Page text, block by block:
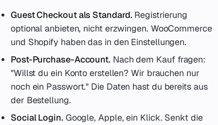
Guest Checkout als Standard. Registrierung
optional anbieten, nicht erzwingen. WooCommerce
und Shopify haben das in den Einstellungen.
Post-Purchase-Account. Nach dem Kauf fragen:
"Willst du ein Konto erstellen? Wir brauchen nur
noch ein Passwort." Die Daten hast du bereits aus
der Bestellung.
Social Login. Google, Apple, ein Klick. Senkt die